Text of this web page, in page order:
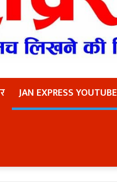
JAN EXPRESS YOUTUBE